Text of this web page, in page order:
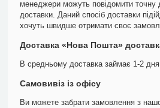
менеджери можуть повідомити точну
доставки. Даний спосіб доставки
хочуть швидше отримати своє
Доставка «Нова Пошта»
В средньому доставка займає 1-2
Самовивіз із офісу
Ви можете забрати замовлення з